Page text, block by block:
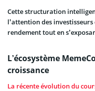
Cette structuration
l’attention des
rendement tout en
L’écosystème
croissance
La récente évolution du